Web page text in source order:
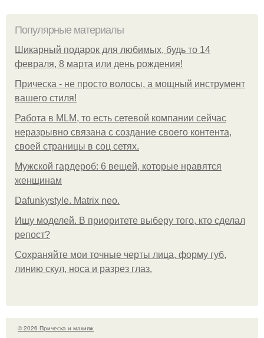
Популярные материалы
Шикарный подарок для любимых, будь то 14
февраля, 8 марта или день рождения!
Прическа - не просто волосы, а мощный инструмент
вашего стиля!
Работа в MLM, то есть сетевой компании сейчас
неразрывно связана с создание своего контента,
своей страницы в соц сетях.
Мужской гардероб: 6 вещей, которые нравятся
женщинам
Dafunkystyle. Matrix neo.
Ищу моделей. В приоритете выберу того, кто сделал
репост?
Сохраняйте мои точные черты лица, форму губ,
линию скул, носа и разрез глаз.
© 2026 Прическа и макияж